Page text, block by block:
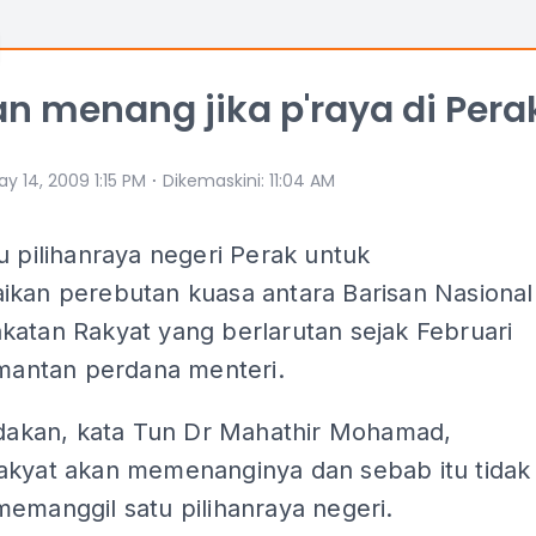
menang jika p'raya di
14, 2009 1:15 PM ⋅ Dikemaskini: 11:04 AM
pilihanraya negeri Perak untuk
perebutan kuasa antara Barisan Nasional
Rakyat yang berlarutan sejak Februari
perdana menteri.
kata Tun Dr Mahathir Mohamad,
akan memenanginya dan sebab itu tidak
satu pilihanraya negeri.